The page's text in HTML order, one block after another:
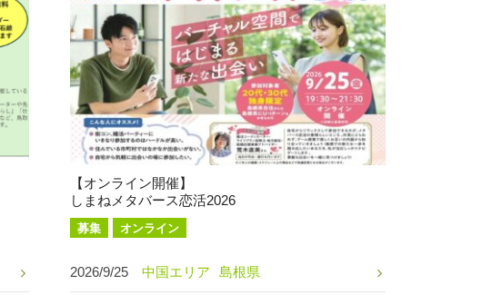
【オンライン開催】
しまねメタバース恋活2026
募集 オンライン
2026/9/25 中国エリア 島根県